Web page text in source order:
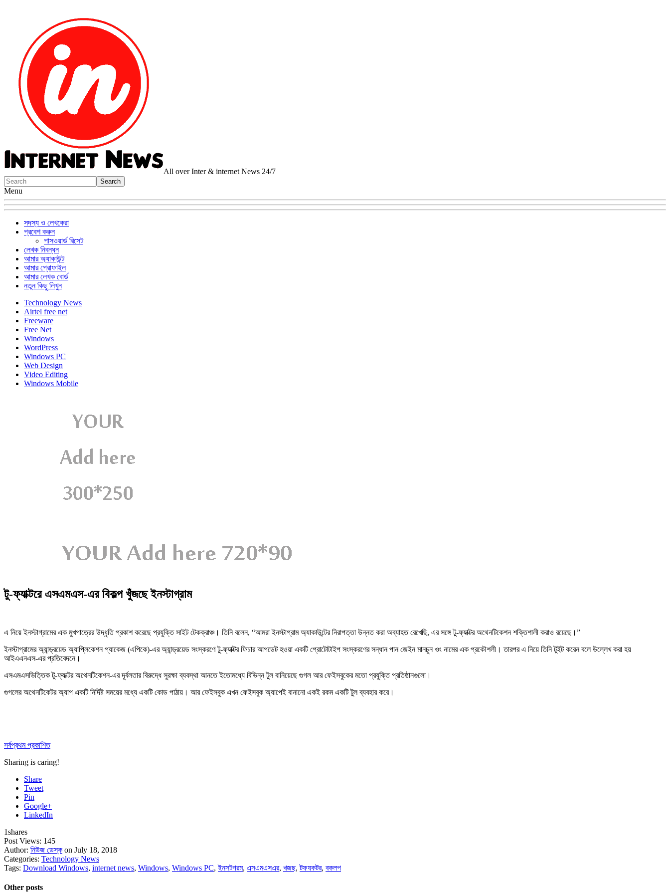
All over Inter & internet News 24/7
Menu
সদস্য ও লেখকেরা
প্রবেশ করুন
পাসওয়ার্ড রিসেট
লেখক নিবন্ধন
আমার অ্যাকাউন্ট
আমার প্রোফাইল
আমার লেখক বোর্ড
নতুন কিছু লিখুন
Technology News
Airtel free net
Freeware
Free Net
Windows
WordPress
Windows PC
Web Design
Video Editing
Windows Mobile
টু-ফ্যাক্টরে এসএমএস-এর বিকল্প খুঁজছে ইনস্টাগ্রাম
এ নিয়ে ইনস্টাগ্রামের এক মুখপাত্রের উদ্ধৃতি প্রকাশ করেছে প্রযুক্তি সাইট টেকক্রাঞ্চ। তিনি বলেন, “আমরা ইনস্টাগ্রাম অ্যাকাউন্টের নিরাপত্তা উন্নত করা অব্যাহত রেখেছি, এর সঙ্গে টু-ফ্যাক্টর অথেনটিকেশন শক্তিশালী করাও রয়েছে।”
ইনস্টাগ্রামের অ্যান্ড্রয়েড অ্যাপ্লিকেশন প্যাকেজ (এপিকে)-এর অ্যান্ড্রয়েড সংস্করণে টু-ফ্যাক্টর ফিচার আপডেট হওয়া একটি প্রোটোটাইপ সংস্করণের সন্ধান পান জেইন মানচুন ওং নামের এক প্রকৌশলী। তারপর এ নিয়ে তিনি টুইট করেন বলে উল্লেখ করা হয়
আইএএনএস-এর প্রতিবেদনে।
এসএমএসভিত্তিক টু-ফ্যাক্টর অথেনটিকেশন-এর দূর্বলতার বিরুদ্ধে সুরক্ষা ব্যবস্থা আনতে ইতোমধ্যে বিভিন্ন টুল বানিয়েছে গুগল আর ফেইসবুকের মতো প্রযুক্তি প্রতিষ্ঠানগুলো।
গুগলের অথেনটিকেটর অ্যাপ একটি নির্দিষ্ট সময়ের মধ্যে একটি কোড পাঠায়। আর ফেইসবুক এখন ফেইসবুক অ্যাপেই বানানো একই রকম একটি টুল ব্যবহার করে।
সর্বপ্রথম প্রকাশিত
Sharing is caring!
Share
Tweet
Pin
Google+
LinkedIn
1shares
Post Views: 145
Author: নিউজ ডেস্ক on July 18, 2018
Categories: Technology News
Tags: Download Windows, internet news, Windows, Windows PC,ইনসটগরম, এসএমএসএর, খজছ,টফযকটর, বকলপ
Other posts